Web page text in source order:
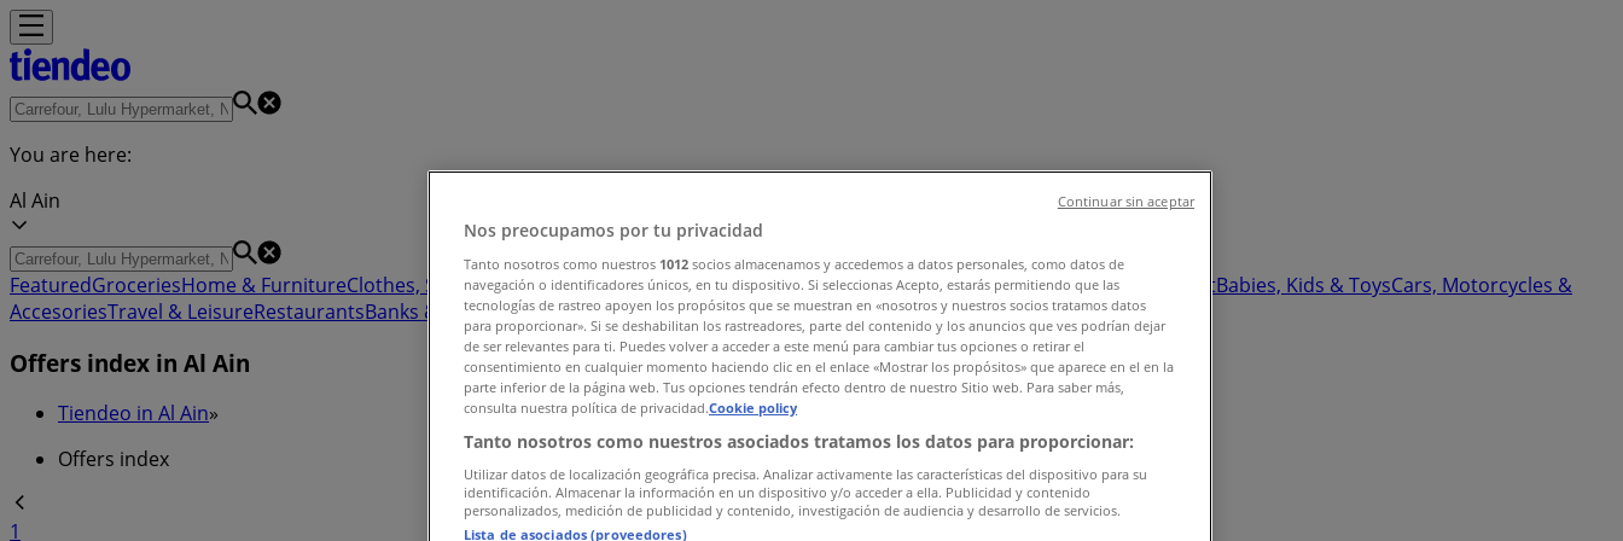
You are here:
Al Ain
FeaturedGroceriesHome & FurnitureClothes, Shoes & AccessoriesTechnology & ElectronicsDepartment StoresHealth & Beauty SportBabies, Kids & ToysCars, Motorcycles &
AccesoriesTravel & LeisureRestaurantsBanks & ATMs
Offers index in Al Ain
Tiendeo in Al Ain»
Offers index
1
Nos preocupamos por tu privacidad
Tanto nosotros como nuestros 1012 socios almacenamos y accedemos a datos personales, como datos de
navegación o identificadores únicos, en tu dispositivo. Si seleccionas Acepto, estarás permitiendo que las
tecnologías de rastreo apoyen los propósitos que se muestran en «nosotros y nuestros socios tratamos datos
para proporcionar». Si se deshabilitan los rastreadores, parte del contenido y los anuncios que ves podrían dejar
de ser relevantes para ti. Puedes volver a acceder a este menú para cambiar tus opciones o retirar el
consentimiento en cualquier momento haciendo clic en el enlace «Mostrar los propósitos» que aparece en el en la
parte inferior de la página web. Tus opciones tendrán efecto dentro de nuestro Sitio web. Para saber más,
consulta nuestra política de privacidad.Cookie policy
Tanto nosotros como nuestros asociados tratamos los datos para proporcionar:
Utilizar datos de localización geográfica precisa. Analizar activamente las características del dispositivo para su
identificación. Almacenar la información en un dispositivo y/o acceder a ella. Publicidad y contenido
personalizados, medición de publicidad y contenido, investigación de audiencia y desarrollo de servicios.
Lista de asociados (proveedores)
Continuar sin aceptar